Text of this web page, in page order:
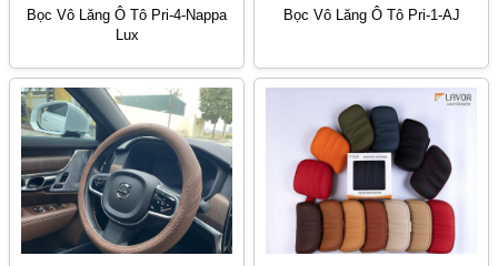
Bọc Vô Lăng Ô Tô Pri-4-Nappa
Lux
Bọc Vô Lăng Ô Tô Pri-1-AJ